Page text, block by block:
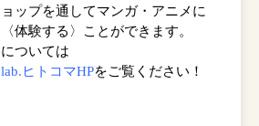
ップを通してマンガ・アニメに
体験する〉ことができます。
ついては
ヒトコマHPをご覧ください！